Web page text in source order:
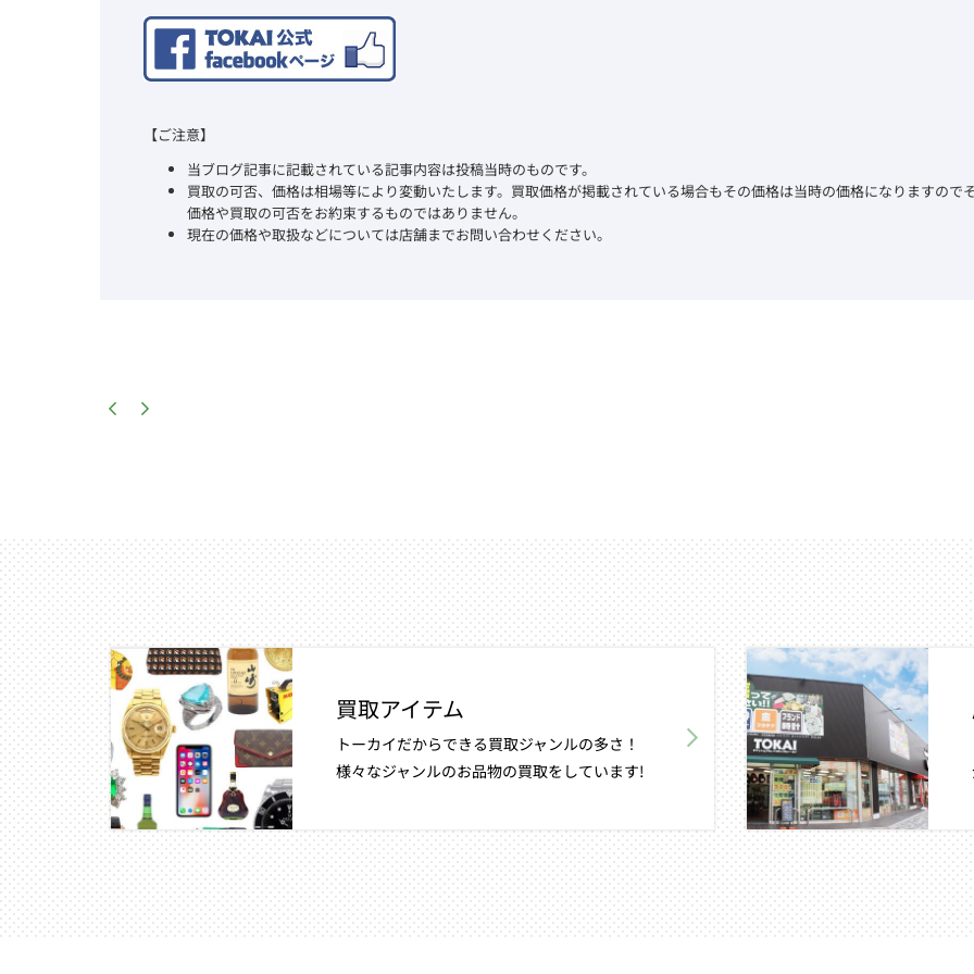
【ご注意】
当ブログ記事に記載されている記事内容は投稿当時のものです。
買取の可否、価格は相場等により変動いたします。買取価格が掲載されている場合もその価格は当時の価格になりますので
価格や買取の可否をお約束するものではありません。
現在の価格や取扱などについては店舗までお問い合わせください。
買取アイテム
トーカイだからできる買取ジャンルの多さ！
様々なジャンルのお品物の買取をしています!